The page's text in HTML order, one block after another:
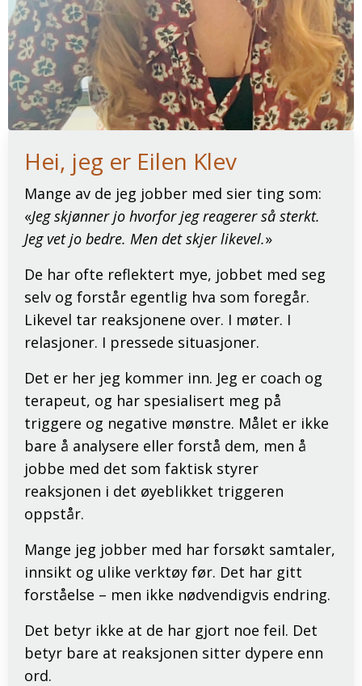
Hei, jeg er Eilen Klev
Mange av de jeg jobber med sier ting som:
«Jeg skjønner jo hvorfor jeg reagerer så sterkt.
Jeg vet jo bedre. Men det skjer likevel.»
De har ofte reflektert mye, jobbet med seg
selv og forstår egentlig hva som foregår.
Likevel tar reaksjonene over. I møter. I
relasjoner. I pressede situasjoner.
Det er her jeg kommer inn. Jeg er coach og
terapeut, og har spesialisert meg på
triggere og negative mønstre. Målet er ikke
bare å analysere eller forstå dem, men å
jobbe med det som faktisk styrer
reaksjonen i det øyeblikket triggeren
oppstår.
Mange jeg jobber med har forsøkt samtaler,
innsikt og ulike verktøy før. Det har gitt
forståelse – men ikke nødvendigvis endring.
Det betyr ikke at de har gjort noe feil. Det
betyr bare at reaksjonen sitter dypere enn
ord.